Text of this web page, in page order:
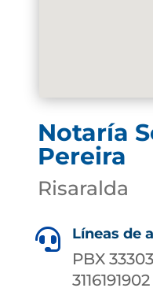
Notaría
Pereira
Risaralda
 Líneas de
PBX
3116191902